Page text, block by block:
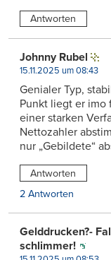
Antworten
Johnny Rubel
15.11.2025 um 08:43
Genialer Typ,
Punkt liegt er imo
einer starken
Nettozahler
nur „Gebildete“
Antworten
2 Antworten
Gelddrucken?-
schlimmer!